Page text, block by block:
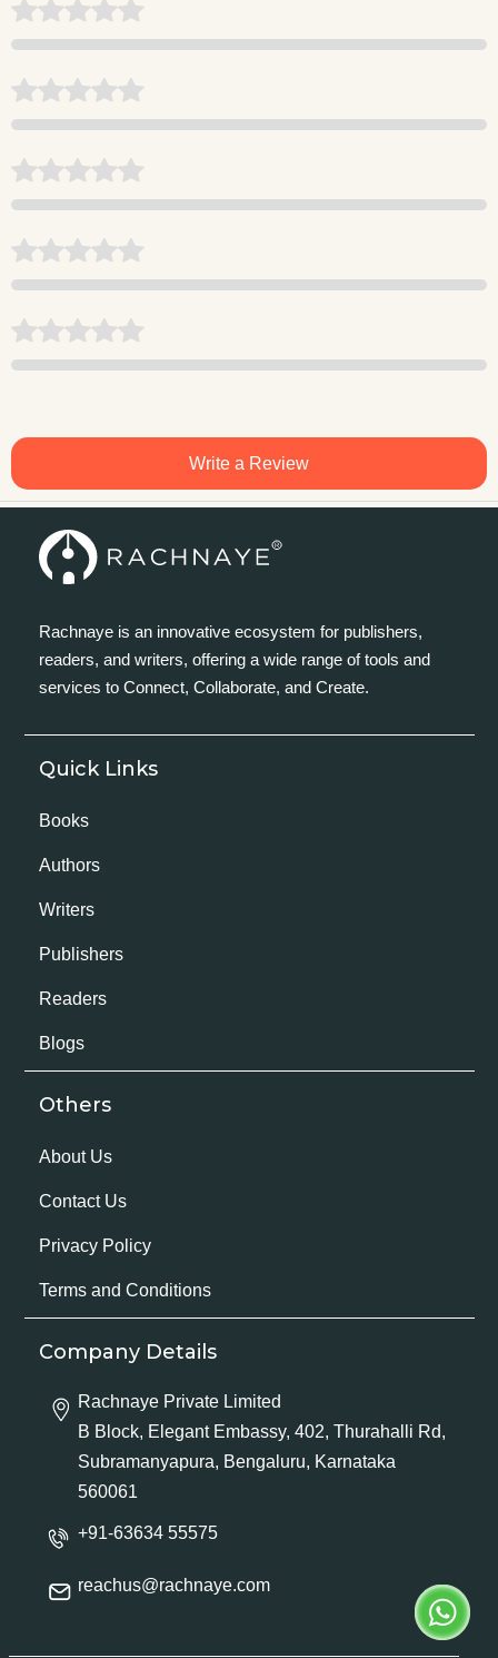
Write a Review
Rachnaye is an innovative ecosystem for publishers,
readers, and writers, offering a wide range of tools and
services to Connect, Collaborate, and Create.
Quick Links
Books
Authors
Writers
Publishers
Readers
Blogs
Others
About Us
Contact Us
Privacy Policy
Terms and Conditions
Company Details
Rachnaye Private Limited
B Block, Elegant Embassy, 402, Thurahalli Rd,
Subramanyapura, Bengaluru, Karnataka
560061
+91-63634 55575
reachus@rachnaye.com